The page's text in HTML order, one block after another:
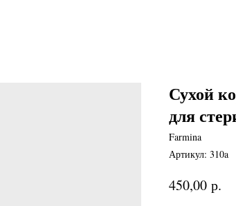
Сухой
для
Farmina
Артикул: 310a
450,00 р.